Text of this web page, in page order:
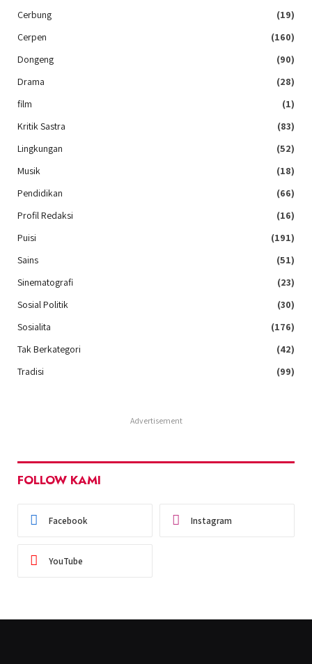
Cerbung
(19)
Cerpen
(160)
Dongeng
(90)
Drama
(28)
film
(1)
Kritik Sastra
(83)
Lingkungan
(52)
Musik
(18)
Pendidikan
(66)
Profil Redaksi
(16)
Puisi
(191)
Sains
(51)
Sinematografi
(23)
Sosial Politik
(30)
Sosialita
(176)
Tak Berkategori
(42)
Tradisi
(99)
Advertisement
FOLLOW KAMI
Facebook Instagram
YouTube